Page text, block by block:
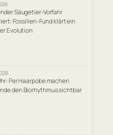
Säugetier-Vorfahr
Fossilien-Fund klärt ein
Evolution
Per Haarpobe machen
den Biorhythmus sichtbar